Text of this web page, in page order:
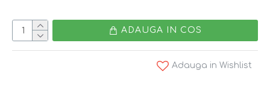
ADAUGA IN COS
Adauga in Wishlist